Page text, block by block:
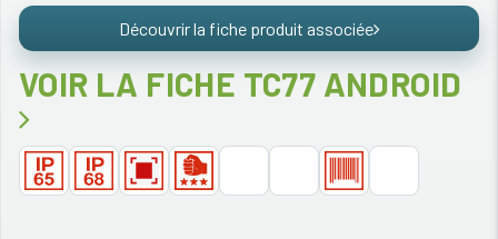
Découvrir la fiche produit associée
VOIR LA FICHE TC77 ANDROID